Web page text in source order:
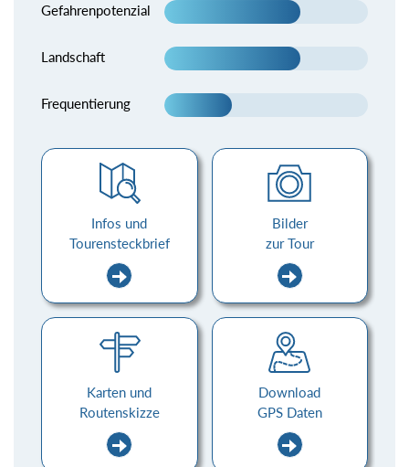
Gefahrenpotenzial
Landschaft
Frequentierung
Infos und
Tourensteckbrief
Bilder
zur Tour
Karten und
Routenskizze
Download
GPS Daten